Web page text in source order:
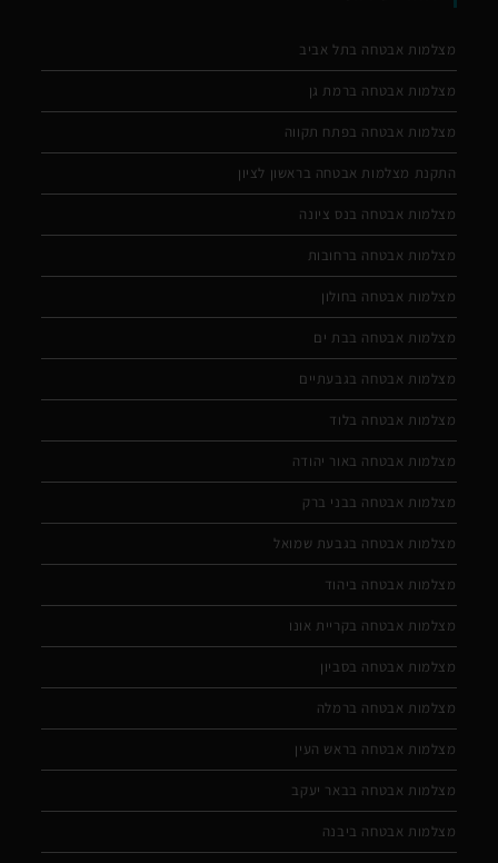
מצלמות אבטחה בתל אביב
מצלמות אבטחה ברמת גן
מצלמות אבטחה בפתח תקווה
התקנת מצלמות אבטחה בראשון לציון
מצלמות אבטחה בנס ציונה
מצלמות אבטחה ברחובות
מצלמות אבטחה בחולון
מצלמות אבטחה בבת ים
מצלמות אבטחה בגבעתיים
מצלמות אבטחה בלוד
מצלמות אבטחה באור יהודה
מצלמות אבטחה בבני ברק
מצלמות אבטחה בגבעת שמואל
מצלמות אבטחה ביהוד
מצלמות אבטחה בקריית אונו
מצלמות אבטחה בסביון
מצלמות אבטחה ברמלה
מצלמות אבטחה בראש העין
מצלמות אבטחה בבאר יעקב
מצלמות אבטחה ביבנה